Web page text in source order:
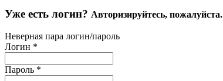
Уже есть логин? Авторизируйтесь, пожалуйста.
Неверная пара логин/пароль
Логин *
Пароль *